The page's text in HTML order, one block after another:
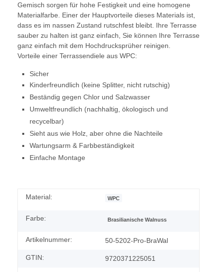
Gemisch sorgen für hohe Festigkeit und eine homogene
Materialfarbe. Einer der Hauptvorteile dieses Materials ist,
dass es im nassen Zustand rutschfest bleibt. Ihre Terrasse
sauber zu halten ist ganz einfach, Sie können Ihre Terrasse
ganz einfach mit dem Hochdrucksprüher reinigen.
Vorteile einer Terrassendiele aus WPC:
Sicher
Kinderfreundlich (keine Splitter, nicht rutschig)
Beständig gegen Chlor und Salzwasser
Umweltfreundlich (nachhaltig, ökologisch und
recycelbar)
Sieht aus wie Holz, aber ohne die Nachteile
Wartungsarm & Farbbeständigkeit
Einfache Montage
Material: WPC
Farbe: Brasilianische Walnuss
Artikelnummer: 50-5202-Pro-BraWal
GTIN: 9720371225051